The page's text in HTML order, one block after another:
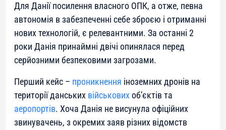
Для Данії посилення власного ОПК, а отже, певна
автономія в забезпеченні себе зброєю і отриманні
нових технологій, є релевантними. За останні 2
роки Данія принаймні двічі опинялася перед
серйозними безпековими загрозами.
Перший кейс – проникнення іноземних дронів на
території данських військовихоб’єктів та
аеропортів. Хоча Данія не висунула офіційних
звинувачень, з окремих заяв різних відомств